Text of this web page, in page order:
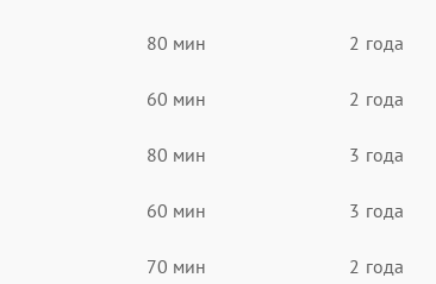
80 мин 2 года
60 мин 2 года
80 мин 3 года
60 мин 3 года
70 мин 2 года